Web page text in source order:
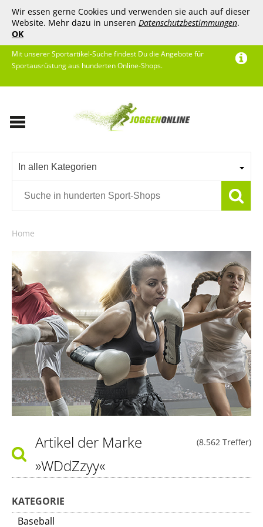
Wir essen gerne Cookies und verwenden sie auch auf dieser
Website. Mehr dazu in unseren Datenschutzbestimmungen.
OK
Mit unserer Sportartikel-Suche findest Du die Angebote für
Sportausrüstung aus hunderten Online-Shops.
In allen Kategorien
Home
(8.562 Treffer)
Artikel der Marke
»WDdZzyy«
KATEGORIE
Baseball